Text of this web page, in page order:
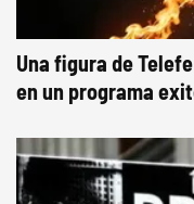
Una figura de
en un programa